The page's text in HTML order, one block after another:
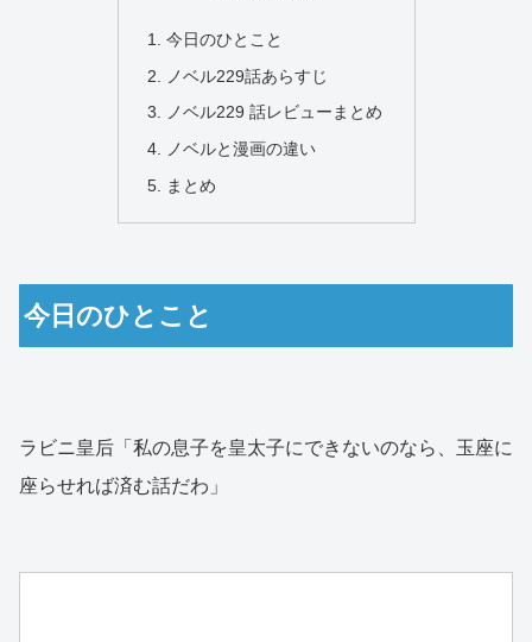
今日のひとこと
ノベル229話あらすじ
ノベル229 話レビューまとめ
ノベルと漫画の違い
まとめ
今日のひとこと
ラビニ皇后「私の息子を皇太子にできないのなら、玉座に
座らせれば済む話だわ」